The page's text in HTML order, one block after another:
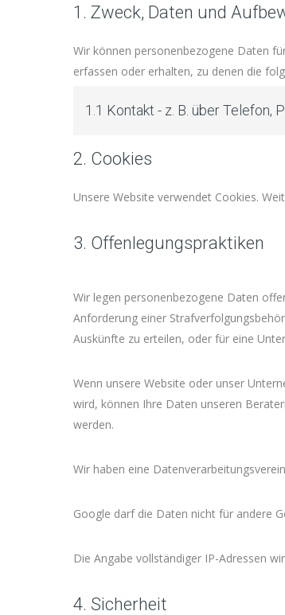
1. Zweck, Daten und
Wir können personenbezogene Daten
erfassen oder erhalten, zu denen die
1.1 Kontakt - z. B. über Telefon,
2. Cookies
Unsere Website verwendet Cookies.
3. Offenlegungspraktiken
Wir legen personenbezogene Daten
Anforderung einer
Auskünfte zu erteilen, oder für eine
Wenn unsere Website oder unser
wird, können Ihre Daten unseren
werden.
Wir haben eine
Google darf die Daten nicht für andere
Die Angabe vollständiger IP-Adressen
4. Sicherheit